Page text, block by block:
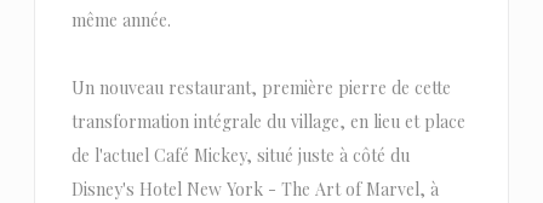
même année.
Un nouveau restaurant, première pierre de cette
transformation intégrale du village, en lieu et place
de l'actuel Café Mickey, situé juste à côté du
Disney's Hotel New York - The Art of Marvel, à